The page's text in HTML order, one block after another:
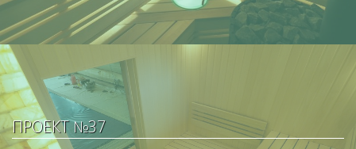
ПРОЕКТ №37